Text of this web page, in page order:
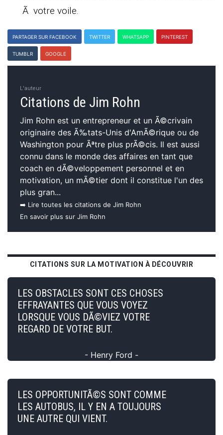
Ã votre voile.
PARTAGER SUR FACEBOOK TWITTER WHATSAPP PINTEREST
TUMBLR GOOGLE
L'auteur
Citations de Jim Rohn
Jim Rohn est un entrepreneur et un Ã©crivain
originaire des Ã‰tats-Unis d'AmÃ©rique ou de
Washington pour Ãªtre plus prÃ©cis. Il est aussi
connu dans le monde des affaires en tant que
coach en dÃ©veloppement personnel et en
motivation, un mÃ©tier dont il constitue l'un des
plus gran...
➡️ Lire toutes les citations de Jim Rohn
En savoir plus sur Jim Rohn
CITATIONS SUR LA MOTIVATION À DÉCOUVRIR
LES OBSTACLES SONT CES CHOSES
EFFRAYANTES QUE VOUS VOYEZ
LORSQUE VOUS DÃ©VIEZ VOTRE
REGARD DE VOTRE BUT.
- Henry Ford -
LES OPPORTUNITÃ©S SONT COMME
LES AUTOBUS, IL Y EN A TOUJOURS
UNE AUTRE QUI VIENT.